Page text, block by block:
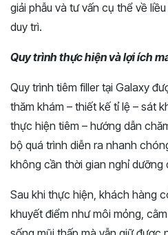
giải phẫu và tư vấn cụ thể về
duy trì.
Quy trình thực hiện và lợi ích
Quy trình tiêm filler tại Galaxy
thăm khám – thiết kế tỉ lệ – sát
thực hiện tiêm – hướng dẫn
bộ quá trình diễn ra nhanh
không cần thời gian nghỉ dưỡng
Sau khi thực hiện, khách hàng
khuyết điểm như môi mỏng,